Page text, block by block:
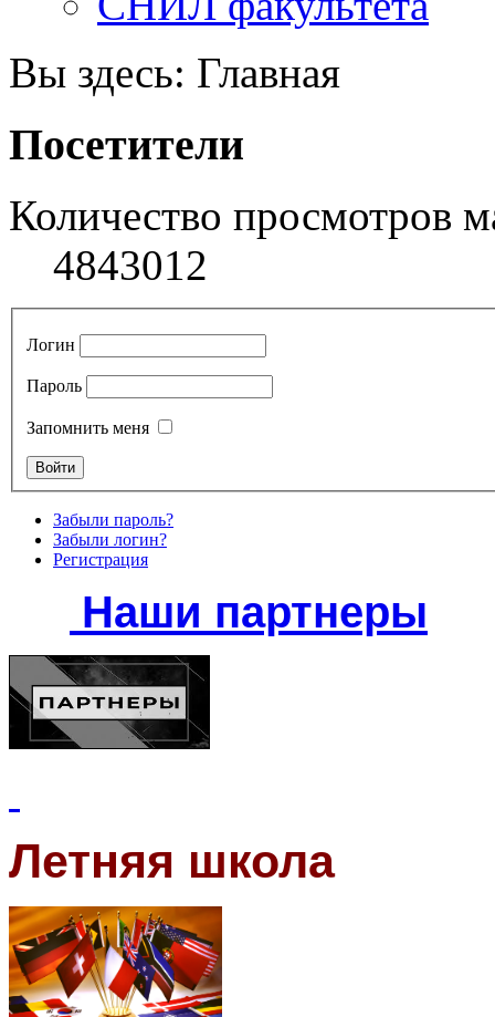
Вы здесь: Главная
Посетители
Количество просмотров
4843012
Логин
Пароль
Запомнить меня
Забыли пароль?
Забыли логин?
Регистрация
Наши партнеры
Летняя школа